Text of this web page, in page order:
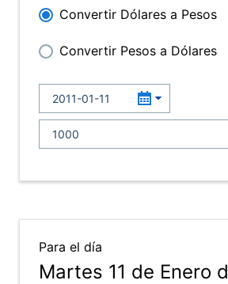
Convertir Dólares a Pesos
Convertir Pesos a Dólares
Para el día
Martes 11 de Enero